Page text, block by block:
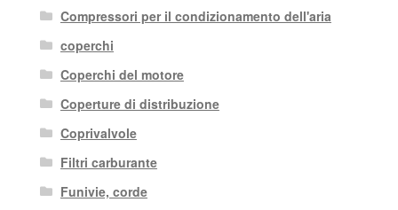
Compressori per il condizionamento dell'aria
coperchi
Coperchi del motore
Coperture di distribuzione
Coprivalvole
Filtri carburante
Funivie, corde